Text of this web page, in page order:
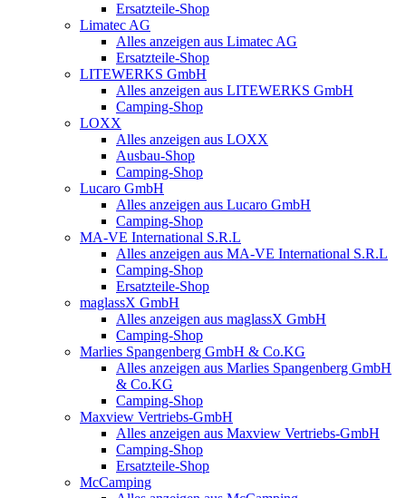
Ersatzteile-Shop
Limatec AG
Alles anzeigen aus Limatec AG
Ersatzteile-Shop
LITEWERKS GmbH
Alles anzeigen aus LITEWERKS GmbH
Camping-Shop
LOXX
Alles anzeigen aus LOXX
Ausbau-Shop
Camping-Shop
Lucaro GmbH
Alles anzeigen aus Lucaro GmbH
Camping-Shop
MA-VE International S.R.L
Alles anzeigen aus MA-VE International S.R.L
Camping-Shop
Ersatzteile-Shop
maglassX GmbH
Alles anzeigen aus maglassX GmbH
Camping-Shop
Marlies Spangenberg GmbH & Co.KG
Alles anzeigen aus Marlies Spangenberg GmbH
& Co.KG
Camping-Shop
Maxview Vertriebs-GmbH
Alles anzeigen aus Maxview Vertriebs-GmbH
Camping-Shop
Ersatzteile-Shop
McCamping